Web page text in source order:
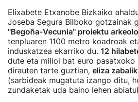
Elixabete Etxanobe Bizkaiko
Joseba Segura Bilboko gotzainak
"Begoña-Vecunia" proiektu
tenpluaren 1100 metro koadroak
induskatzea ekarriko du. 12
dute eta milioi bat euro pasatxoko
dirauten tarte guztian, eliza zabalik
(sarbideak mugatuta izango ditu,
zundaketak uda baino lehen